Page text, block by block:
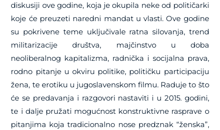
diskusiji ove godine, koja je okupila neke od političarki
koje će preuzeti naredni mandat u vlasti. Ove godine
su pokrivene teme uključivale ratna silovanja, trend
militarizacije društva, majčinstvo u doba
neoliberalnog kapitalizma, radnička i socijalna prava,
rodno pitanje u okviru politike, političku participaciju
žena, te erotiku u jugoslavenskom filmu. Raduje to što
će se predavanja i razgovori nastaviti i u 2015. godini,
te i dalje pružati mogućnost konstruktivne rasprave o
pitanjima koja tradicionalno nose predznak “ženska”,